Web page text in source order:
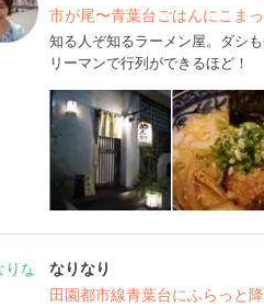
市が尾〜青葉台ごはんにこま
知る人ぞ知るラーメン屋。ダシ
リーマンで行列ができるほど！
なりなり
田園都市線青葉台にふらっと